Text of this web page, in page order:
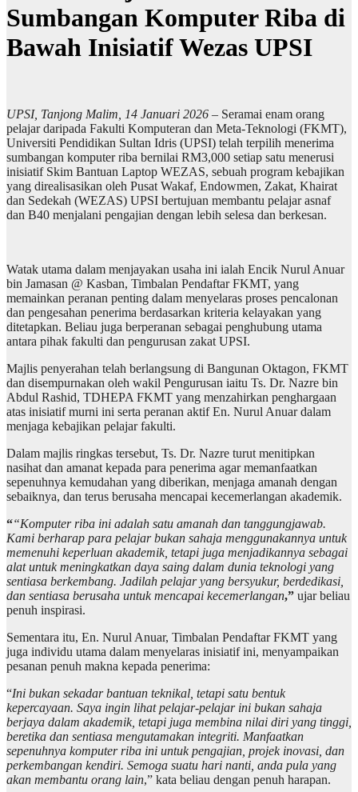
Sumbangan Komputer Riba di
Bawah Inisiatif Wezas UPSI
UPSI, Tanjong Malim, 14 Januari 2026 – Seramai enam orang
pelajar daripada Fakulti Komputeran dan Meta-Teknologi (FKMT),
Universiti Pendidikan Sultan Idris (UPSI) telah terpilih menerima
sumbangan komputer riba bernilai RM3,000 setiap satu menerusi
inisiatif Skim Bantuan Laptop WEZAS, sebuah program kebajikan
yang direalisasikan oleh Pusat Wakaf, Endowmen, Zakat, Khairat
dan Sedekah (WEZAS) UPSI bertujuan membantu pelajar asnaf
dan B40 menjalani pengajian dengan lebih selesa dan berkesan.
Watak utama dalam menjayakan usaha ini ialah Encik Nurul Anuar
bin Jamasan @ Kasban, Timbalan Pendaftar FKMT, yang
memainkan peranan penting dalam menyelaras proses pencalonan
dan pengesahan penerima berdasarkan kriteria kelayakan yang
ditetapkan. Beliau juga berperanan sebagai penghubung utama
antara pihak fakulti dan pengurusan zakat UPSI.
Majlis penyerahan telah berlangsung di Bangunan Oktagon, FKMT
dan disempurnakan oleh wakil Pengurusan iaitu Ts. Dr. Nazre bin
Abdul Rashid, TDHEPA FKMT yang menzahirkan penghargaan
atas inisiatif murni ini serta peranan aktif En. Nurul Anuar dalam
menjaga kebajikan pelajar fakulti.
Dalam majlis ringkas tersebut, Ts. Dr. Nazre turut menitipkan
nasihat dan amanat kepada para penerima agar memanfaatkan
sepenuhnya kemudahan yang diberikan, menjaga amanah dengan
sebaiknya, dan terus berusaha mencapai kecemerlangan akademik.
““Komputer riba ini adalah satu amanah dan tanggungjawab.
Kami berharap para pelajar bukan sahaja menggunakannya untuk
memenuhi keperluan akademik, tetapi juga menjadikannya sebagai
alat untuk meningkatkan daya saing dalam dunia teknologi yang
sentiasa berkembang. Jadilah pelajar yang bersyukur, berdedikasi,
dan sentiasa berusaha untuk mencapai kecemerlangan,” ujar beliau
penuh inspirasi.
Sementara itu, En. Nurul Anuar, Timbalan Pendaftar FKMT yang
juga individu utama dalam menyelaras inisiatif ini, menyampaikan
pesanan penuh makna kepada penerima:
“Ini bukan sekadar bantuan teknikal, tetapi satu bentuk
kepercayaan. Saya ingin lihat pelajar-pelajar ini bukan sahaja
berjaya dalam akademik, tetapi juga membina nilai diri yang tinggi,
beretika dan sentiasa mengutamakan integriti. Manfaatkan
sepenuhnya komputer riba ini untuk pengajian, projek inovasi, dan
perkembangan kendiri. Semoga suatu hari nanti, anda pula yang
akan membantu orang lain,” kata beliau dengan penuh harapan.